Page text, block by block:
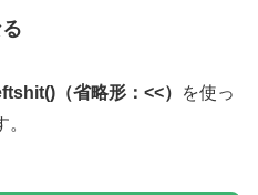
（省略形：<<）
を使っ